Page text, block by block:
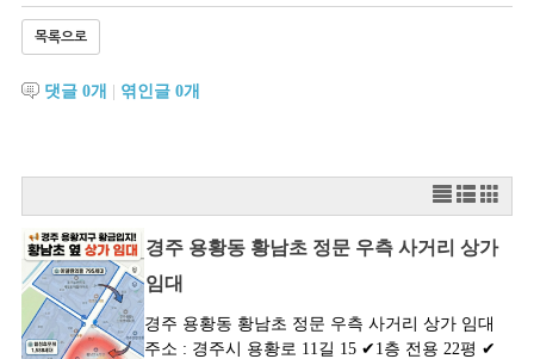
목록으로
댓글 0개 | 엮인글 0개
경주 용황동 황남초 정문 우측 사거리 상가
임대
경주 용황동 황남초 정문 우측 사거리 상가 임대
주소 : 경주시 용황로 11길 15 ✔1층 전용 22평 ✔